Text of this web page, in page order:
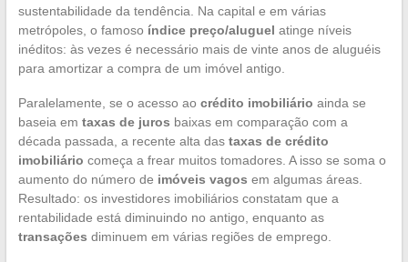
sustentabilidade da tendência. Na capital e em várias
metrópoles, o famoso índice preço/aluguel atinge níveis
inéditos: às vezes é necessário mais de vinte anos de aluguéis
para amortizar a compra de um imóvel antigo.
Paralelamente, se o acesso ao crédito imobiliário ainda se
baseia em taxas de juros baixas em comparação com a
década passada, a recente alta das taxas de crédito
imobiliário começa a frear muitos tomadores. A isso se soma o
aumento do número de imóveis vagos em algumas áreas.
Resultado: os investidores imobiliários constatam que a
rentabilidade está diminuindo no antigo, enquanto as
transações diminuem em várias regiões de emprego.